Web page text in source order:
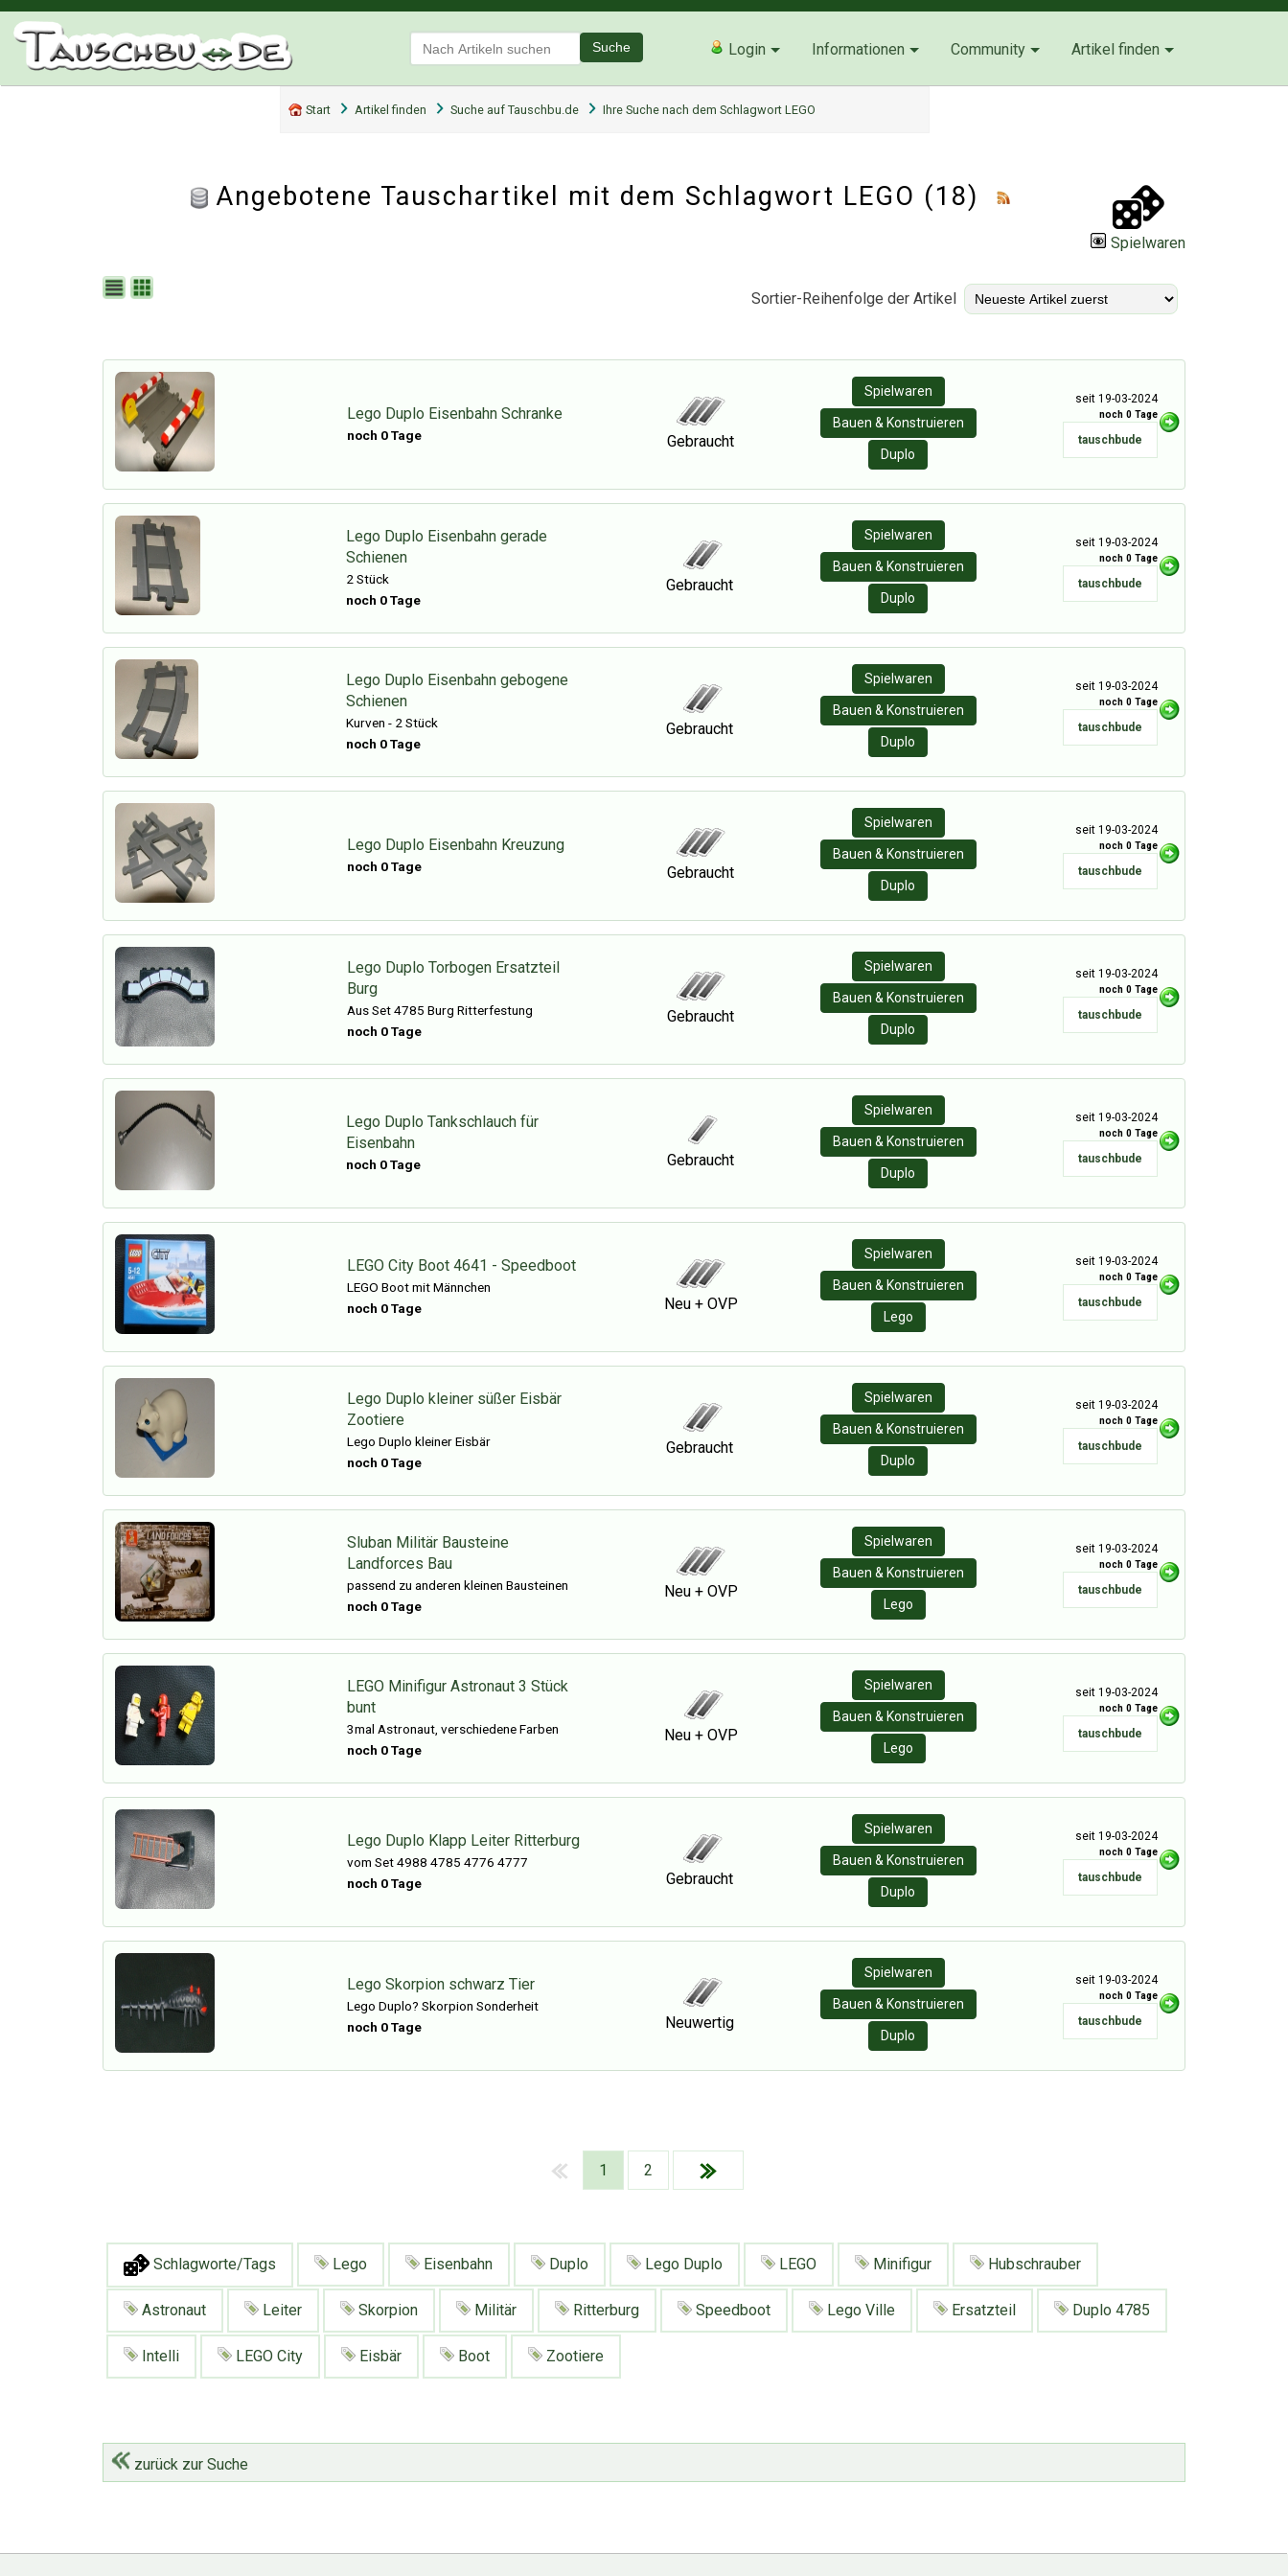
Suche Login Informationen Community Artikel finden
Start Artikel finden Suche auf Tauschbu.de Ihre Suche nach dem Schlagwort LEGO
Spielwaren
Angebotene Tauschartikel mit dem Schlagwort LEGO (18)
Sortier-Reihenfolge der Artikel
Lego Duplo Eisenbahn Schranke
noch 0 Tage Gebraucht
Spielwaren
Bauen & Konstruieren
Duplo
seit 19-03-2024
noch 0 Tage
tauschbude
Lego Duplo Eisenbahn gerade
Schienen
2 Stück
noch 0 Tage
Gebraucht
Spielwaren
Bauen & Konstruieren
Duplo
seit 19-03-2024
noch 0 Tage
tauschbude
Lego Duplo Eisenbahn gebogene
Schienen
Kurven - 2 Stück
noch 0 Tage
Gebraucht
Spielwaren
Bauen & Konstruieren
Duplo
seit 19-03-2024
noch 0 Tage
tauschbude
Lego Duplo Eisenbahn Kreuzung
noch 0 Tage Gebraucht
Spielwaren
Bauen & Konstruieren
Duplo
seit 19-03-2024
noch 0 Tage
tauschbude
Lego Duplo Torbogen Ersatzteil
Burg
Aus Set 4785 Burg Ritterfestung
noch 0 Tage
Gebraucht
Spielwaren
Bauen & Konstruieren
Duplo
seit 19-03-2024
noch 0 Tage
tauschbude
Lego Duplo Tankschlauch für
Eisenbahn
noch 0 Tage Gebraucht
Spielwaren
Bauen & Konstruieren
Duplo
seit 19-03-2024
noch 0 Tage
tauschbude
LEGO City Boot 4641 - Speedboot
LEGO Boot mit Männchen
noch 0 Tage
Neu + OVP
Spielwaren
Bauen & Konstruieren
Lego
seit 19-03-2024
noch 0 Tage
tauschbude
Lego Duplo kleiner süßer Eisbär
Zootiere
Lego Duplo kleiner Eisbär
noch 0 Tage
Gebraucht
Spielwaren
Bauen & Konstruieren
Duplo
seit 19-03-2024
noch 0 Tage
tauschbude
Sluban Militär Bausteine
Landforces Bau
passend zu anderen kleinen Bausteinen
noch 0 Tage
Neu + OVP
Spielwaren
Bauen & Konstruieren
Lego
seit 19-03-2024
noch 0 Tage
tauschbude
LEGO Minifigur Astronaut 3 Stück
bunt
3mal Astronaut, verschiedene Farben
noch 0 Tage
Neu + OVP
Spielwaren
Bauen & Konstruieren
Lego
seit 19-03-2024
noch 0 Tage
tauschbude
Lego Duplo Klapp Leiter Ritterburg
vom Set 4988 4785 4776 4777
noch 0 Tage
Gebraucht
Spielwaren
Bauen & Konstruieren
Duplo
seit 19-03-2024
noch 0 Tage
tauschbude
Lego Skorpion schwarz Tier
Lego Duplo? Skorpion Sonderheit
noch 0 Tage
Neuwertig
Spielwaren
Bauen & Konstruieren
Duplo
seit 19-03-2024
noch 0 Tage
tauschbude
1 2
Schlagworte/Tags Lego Eisenbahn Duplo Lego Duplo LEGO Minifigur Hubschrauber
Astronaut Leiter Skorpion Militär Ritterburg Speedboot Lego Ville Ersatzteil Duplo 4785
Intelli LEGO City Eisbär Boot Zootiere
zurück zur Suche